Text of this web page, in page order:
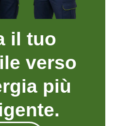
il tuo
verso
più